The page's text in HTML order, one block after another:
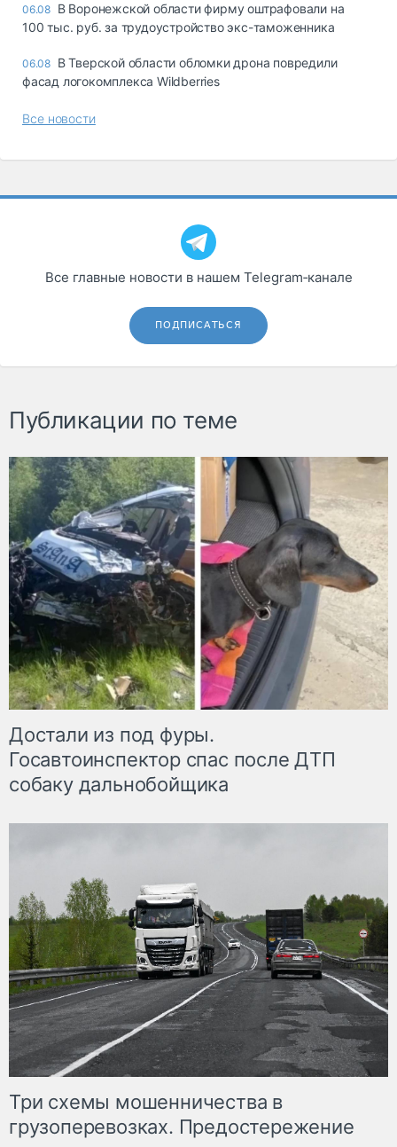
06.08 В Воронежской области фирму оштрафовали на
100 тыс. руб. за трудоустройство экс-таможенника
06.08 В Тверской области обломки дрона повредили
фасад логокомплекса Wildberries
Все новости
Все главные новости в нашем Telegram‑канале
ПОДПИСАТЬСЯ
Публикации по теме
Достали из под фуры.
Госавтоинспектор спас после ДТП
собаку дальнобойщика
Три схемы мошенничества в
грузоперевозках. Предостережение